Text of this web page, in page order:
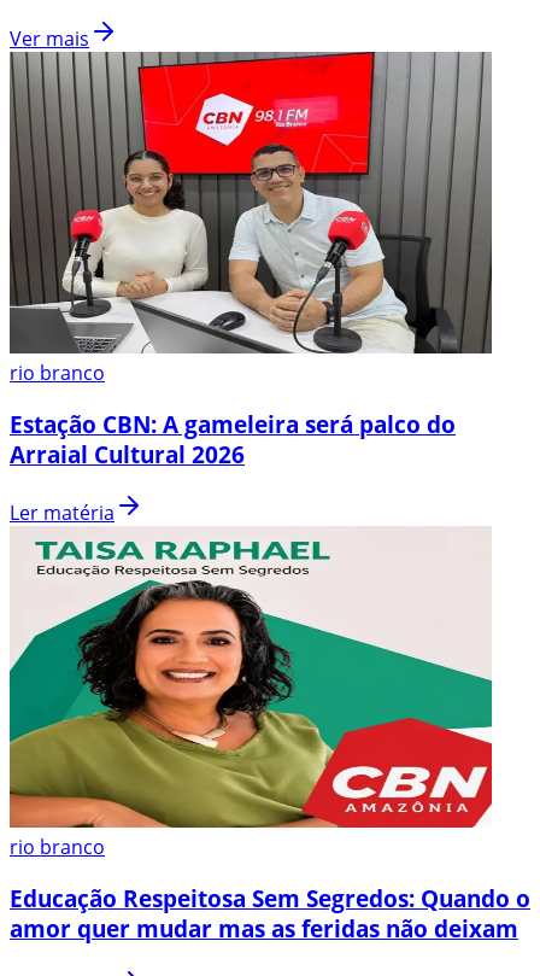
Ver mais
rio branco
Estação CBN: A gameleira será palco do
Arraial Cultural 2026
Ler matéria
rio branco
Educação Respeitosa Sem Segredos: Quando o
amor quer mudar mas as feridas não deixam